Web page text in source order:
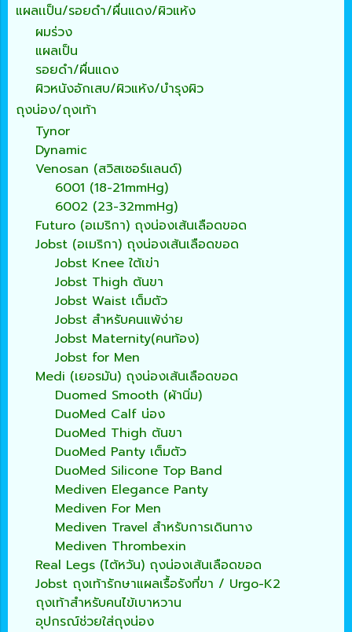
แผลเเป็น/รอยดำ/ผื่นแดง/ผิวแห้ง
ผมร่วง
แผลเป็น
รอยดำ/ผื่นแดง
ผิวหนังอักเสบ/ผิวแห้ง/บำรุงผิว
ถุงน่อง/ถุงเท้า
Tynor
Dynamic
Venosan (สวิสเซอร์แลนด์)
6001 (18-21mmHg)
6002 (23-32mmHg)
Futuro (อเมริกา) ถุงน่องเส้นเลือดขอด
Jobst (อเมริกา) ถุงน่องเส้นเลือดขอด
Jobst Knee ใต้เข่า
Jobst Thigh ต้นขา
Jobst Waist เต็มตัว
Jobst สำหรับคนแพ้ง่าย
Jobst Maternity(คนท้อง)
Jobst for Men
Medi (เยอรมัน) ถุงน่องเส้นเลือดขอด
Duomed Smooth (ผ้านิ่ม)
DuoMed Calf น่อง
DuoMed Thigh ต้นขา
DuoMed Panty เต็มตัว
DuoMed Silicone Top Band
Mediven Elegance Panty
Mediven For Men
Mediven Travel สำหรับการเดินทาง
Mediven Thrombexin
Real Legs (ไต้หวัน) ถุงน่องเส้นเลือดขอด
Jobst ถุงเท้ารักษาแผลเรื้อรังที่ขา / Urgo-K2
ถุงเท้าสำหรับคนไข้เบาหวาน
อุปกรณ์ช่วยใส่ถุงน่อง